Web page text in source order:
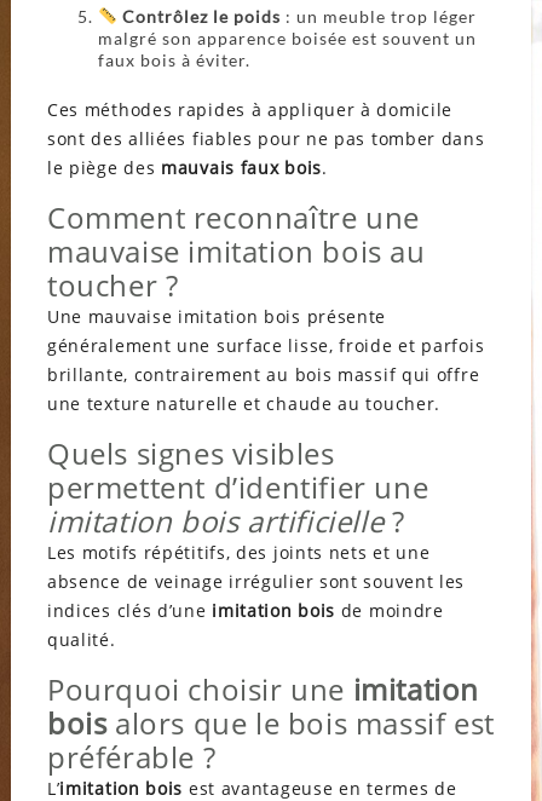
Contrôlez le poids : un meuble trop léger
malgré son apparence boisée est souvent un
faux bois à éviter.
Ces méthodes rapides à appliquer à domicile
sont des alliées fiables pour ne pas tomber dans
le piège des mauvais faux bois.
Comment reconnaître une
mauvaise imitation bois au
toucher ?
Une mauvaise imitation bois présente
généralement une surface lisse, froide et parfois
brillante, contrairement au bois massif qui offre
une texture naturelle et chaude au toucher.
Quels signes visibles
permettent d’identifier une
imitation bois artificielle?
Les motifs répétitifs, des joints nets et une
absence de veinage irrégulier sont souvent les
indices clés d’une imitation bois de moindre
qualité.
Pourquoi choisir une imitation
boisalors que le bois massif est
préférable ?
L’imitation bois est avantageuse en termes de